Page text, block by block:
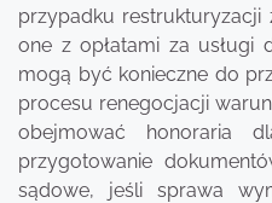
przypadku restrukturyzacji
one z opłatami za usługi
mogą być konieczne do
procesu renegocjacji
obejmować honoraria
przygotowanie
sądowe, jeśli sprawa